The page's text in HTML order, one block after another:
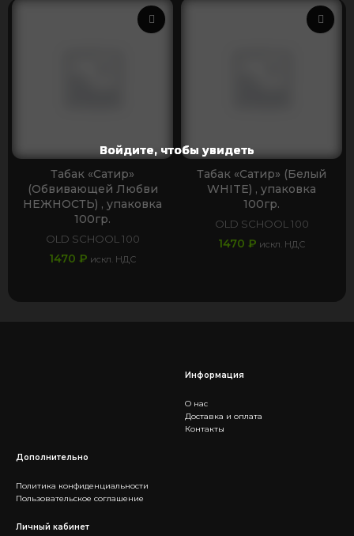
Войдите, чтобы увидеть
Табак «Сатир»
(Обвивающей Любви
НЕЖНОСТЬ) , упаковка
100гр.
OLD SCHOOL 100
1470 ₽ искл. НДС
Войдите, чтобы увидеть
Табак «Сатир» (Белый
WHITE) , упаковка
100гр.
OLD SCHOOL 100
1470 ₽ искл. НДС
Войдите, чтобы увидеть
Войдите, чтобы увидеть
Войдите, чтобы увидеть
Войдите, чтобы увидеть
Войдите, чтобы увидеть
Войдите, чтобы увидеть
Информация
О нас
Доставка и оплата
Контакты
Дополнительно
Политика конфиденциальности
Пользовательское соглашение
Личный кабинет